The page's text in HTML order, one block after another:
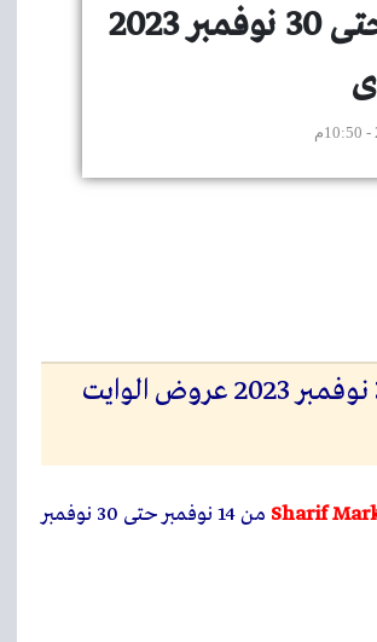
عروض اسواق الشريف من 14 نوفمبر حتى 30 نوفمبر 2023
مجلة عروض اسواق الشريف من 14 نوفمبر حتى 30 نوفمبر 2023 عروض الوايت
Sharif
من 14 نوفمبر حتى 30 نوفمبر